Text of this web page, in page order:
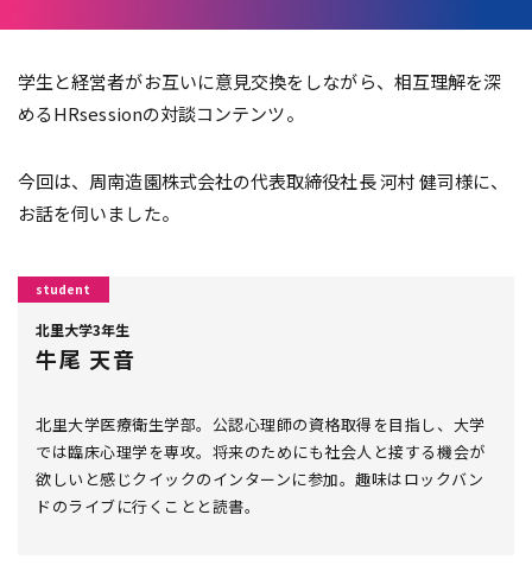
学生と経営者がお互いに意見交換をしながら、相互理解を深
めるHRsessionの対談コンテンツ。
今回は、周南造園株式会社の代表取締役社長 河村 健司様に、
お話を伺いました。
北里大学3年生
牛尾 天音
北里大学医療衛生学部。公認心理師の資格取得を目指し、大学
では臨床心理学を専攻。将来のためにも社会人と接する機会が
欲しいと感じクイックのインターンに参加。趣味はロックバン
ドのライブに行くことと読書。